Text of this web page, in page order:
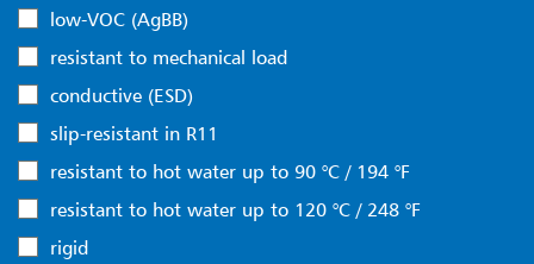
low-VOC (AgBB)
resistant to mechanical load
conductive (ESD)
slip-resistant in R11
resistant to hot water up to 90 °C / 194 °F
resistant to hot water up to 120 °C / 248 °F
rigid